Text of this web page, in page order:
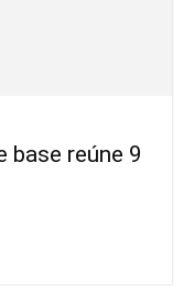
base reúne 9